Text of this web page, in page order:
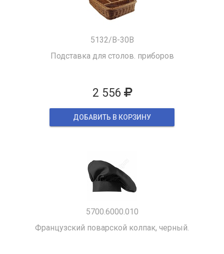
5132/B-30B
Подставка для столов. приборов
2 556
ДОБАВИТЬ В КОРЗИНУ
5700.6000.010
Французский поварской колпак, черный.